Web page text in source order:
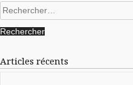
Rechercher :
Articles récents